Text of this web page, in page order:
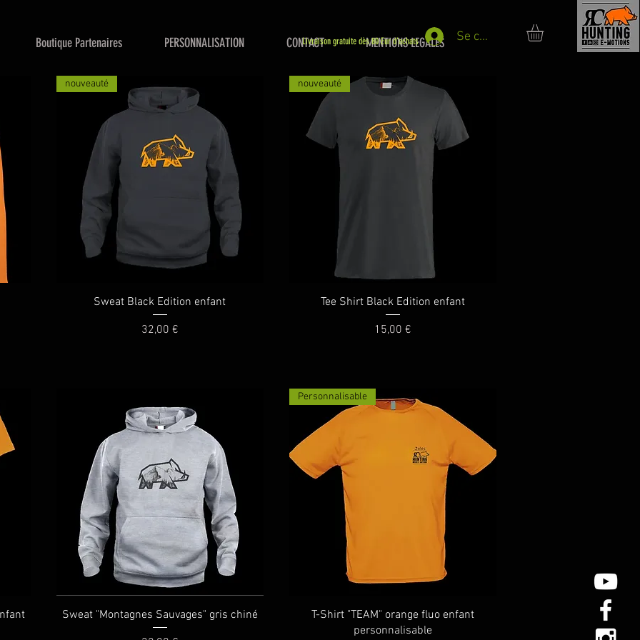
Boutique Partenaires PERSONNALISATION CONTACT MENTIONS LEGALES Se connecter
Livraison gratuite dès 80 Eur d'achats
Aperçu rapide
nouveauté
Sweat Black Edition enfant
Prix
32,00 €
Aperçu rapide
nouveauté
Tee Shirt Black Edition enfant
Prix
15,00 €
Aperçu rapide
Sweat "Montagnes Sauvages" gris chiné
Aperçu rapide
Personnalisable
T-Shirt "TEAM" orange fluo enfant
personnalisable